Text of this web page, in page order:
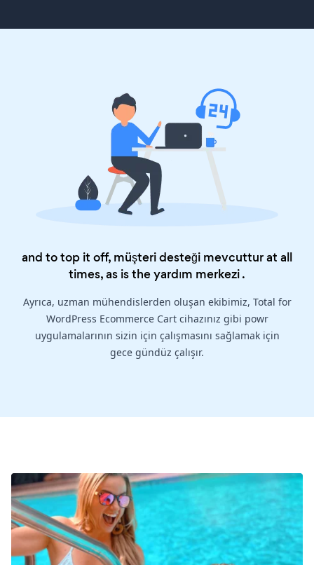
and to top it off, müşteri desteği mevcuttur at all
times, as is theyardım merkezi.
Ayrıca, uzman mühendislerden oluşan ekibimiz, Total for
WordPress Ecommerce Cart cihazınız gibi powr
uygulamalarının sizin için çalışmasını sağlamak için
gece gündüz çalışır.